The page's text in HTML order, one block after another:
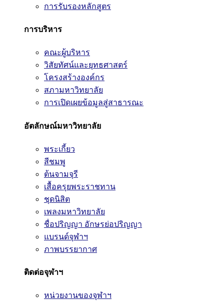
การรับรองหลักสูตร
การบริหาร
คณะผู้บริหาร
วิสัยทัศน์และยุทธศาสตร์
โครงสร้างองค์กร
สภามหาวิทยาลัย
การเปิดเผยข้อมูลสู่สาธารณะ
อัตลักษณ์มหาวิทยาลัย
พระเกี้ยว
สีชมพู
ต้นจามจุรี
เสื้อครุยพระราชทาน
ชุดนิสิต
เพลงมหาวิทยาลัย
ชื่อปริญญา อักษรย่อปริญญา
แบรนด์จุฬาฯ
ภาพบรรยากาศ
ติดต่อจุฬาฯ
หน่วยงานของจุฬาฯ